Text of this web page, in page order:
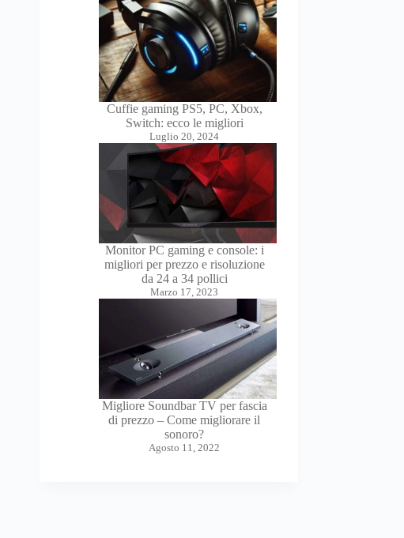
Cuffie gaming PS5, PC, Xbox,
Switch: ecco le migliori
Luglio 20, 2024
Monitor PC gaming e console: i
migliori per prezzo e risoluzione
da 24 a 34 pollici
Marzo 17, 2023
Migliore Soundbar TV per fascia
di prezzo – Come migliorare il
sonoro?
Agosto 11, 2022